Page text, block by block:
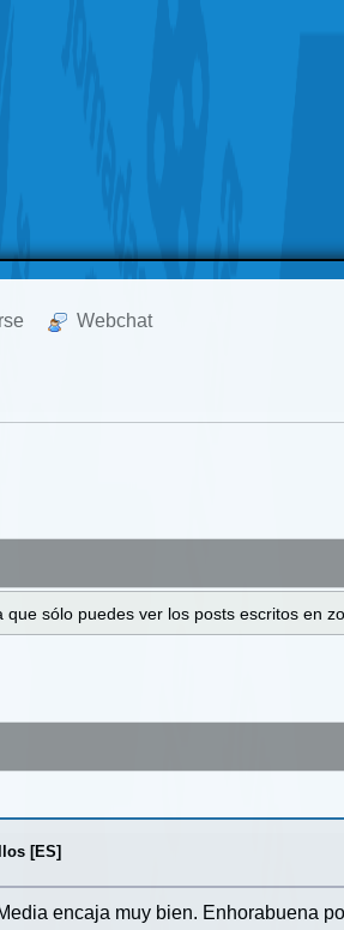
Webchat
sólo puedes ver los posts escritos en
[ES]
encaja muy bien. Enhorabuena